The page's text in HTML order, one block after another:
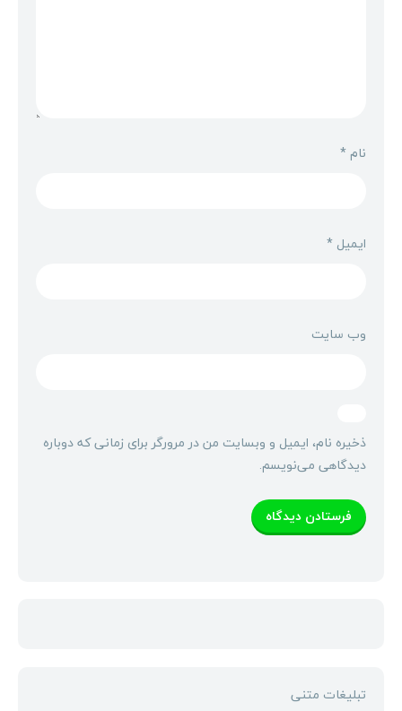
نام*
ایمیل *
وب‌ سایت
ذخیره نام، ایمیل و وبسایت من در مرورگر برای زمانی که دوباره
دیدگاهی می‌نویسم.
تبلیغات متنی